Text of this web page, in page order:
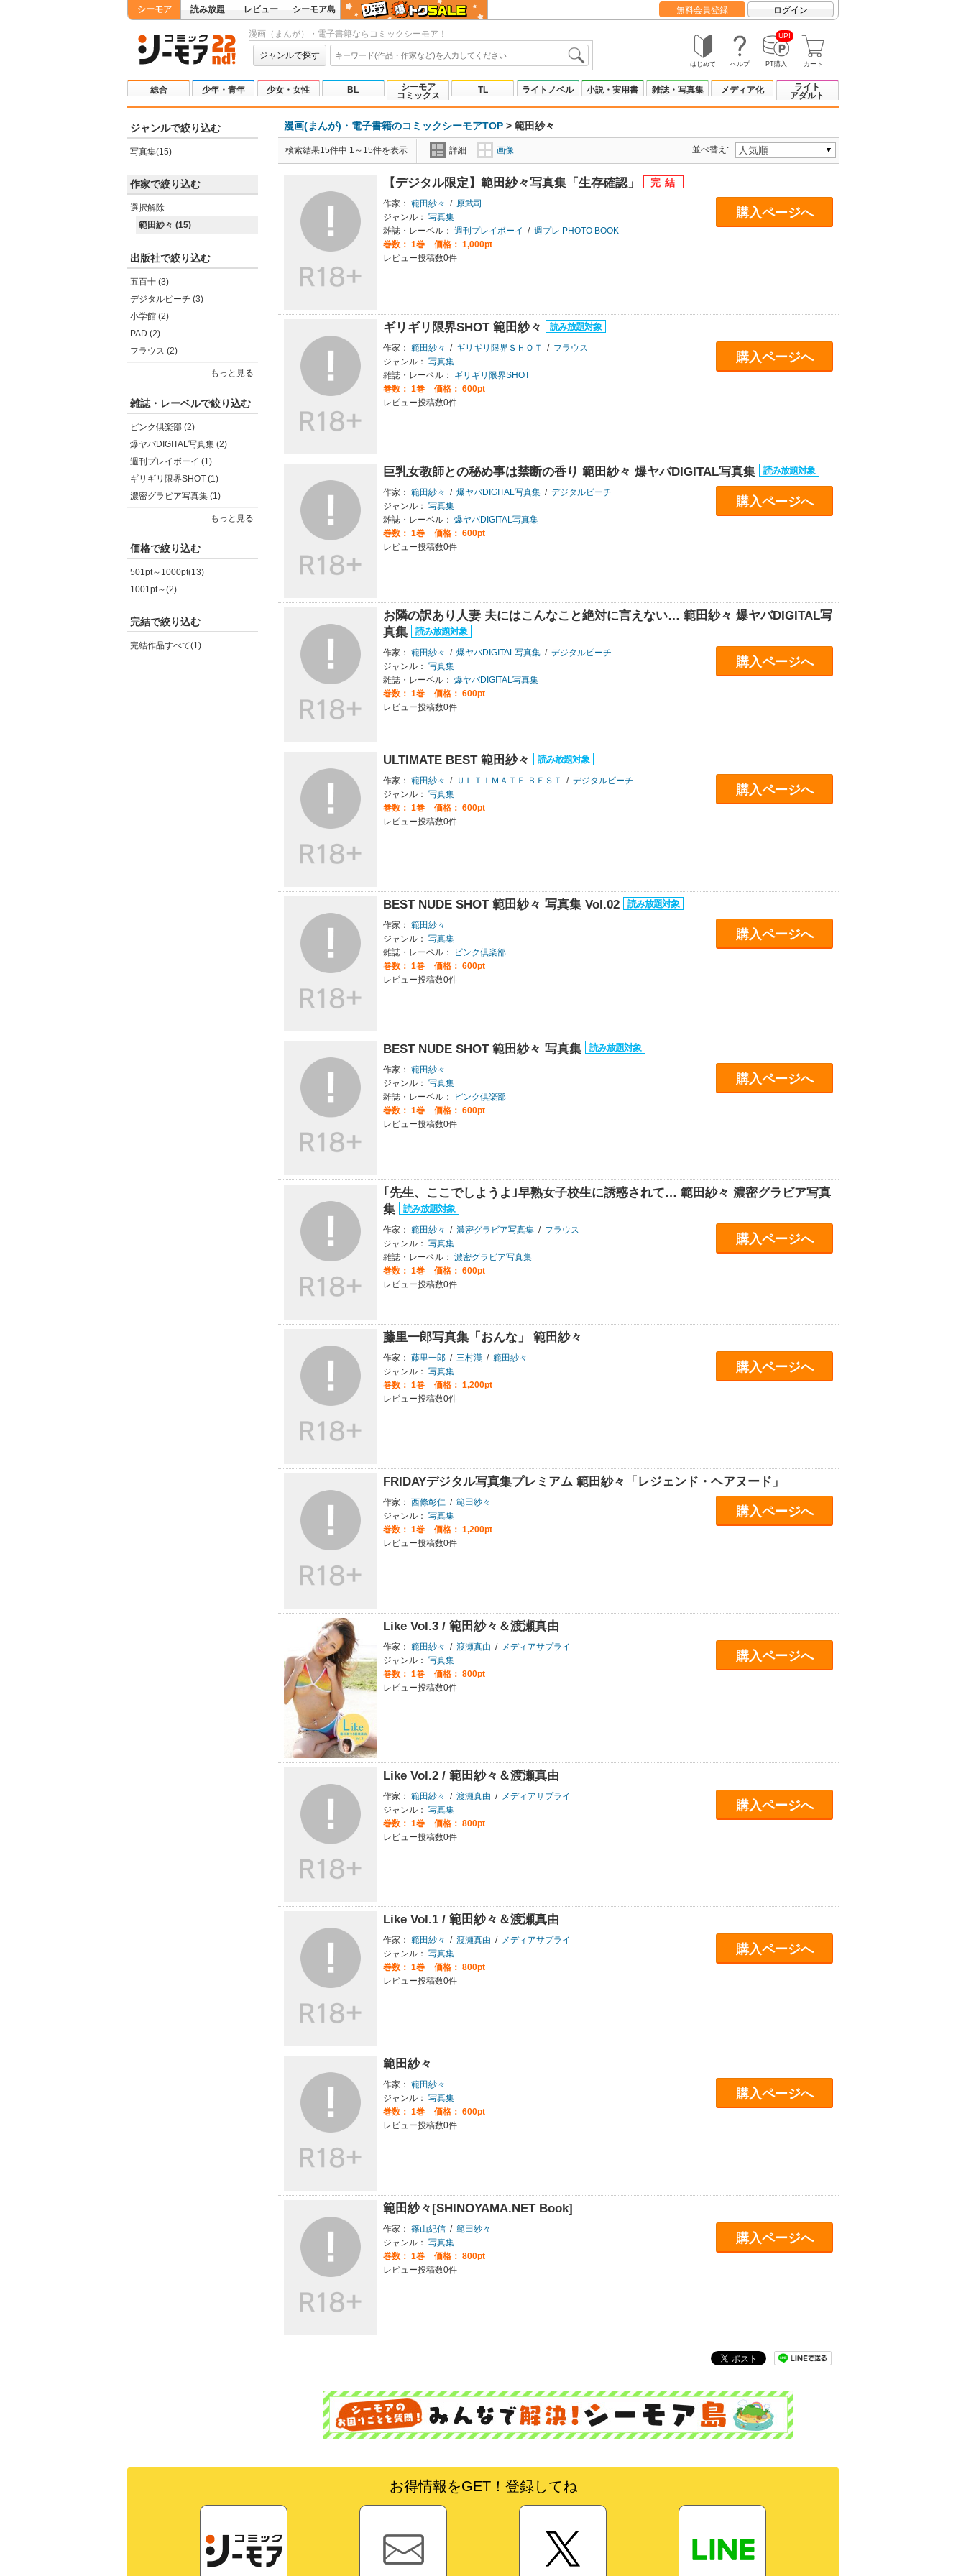
シーモア 読み放題 レビュー シーモア島 無料会員登録 ログイン
漫画（まんが）・電子書籍ならコミックシーモア！
ジャンルで探す
はじめて ヘルプ
UP!
PT購入 カート
総合 少年・青年 少女・女性 BL
シーモア
コミックス
TL ライトノベル 小説・実用書 雑誌・写真集 メディア化
ライト
アダルト
ジャンルで絞り込む
写真集(15)
作家で絞り込む
選択解除
範田紗々 (15)
出版社で絞り込む
五百十 (3)
デジタルピーチ (3)
小学館 (2)
PAD (2)
フラウス (2)
もっと見る
雑誌・レーベルで絞り込む
ピンク倶楽部 (2)
爆ヤバDIGITAL写真集 (2)
週刊プレイボーイ (1)
ギリギリ限界SHOT (1)
濃密グラビア写真集 (1)
もっと見る
価格で絞り込む
501pt～1000pt(13)
1001pt～(2)
完結で絞り込む
完結作品すべて(1)
漫画(まんが)・電子書籍のコミックシーモアTOP > 範田紗々
検索結果15件中 1～15件を表示 詳細 画像 並べ替え:
【デジタル限定】範田紗々写真集「生存確認」
作家： 範田紗々 / 原武司
ジャンル： 写真集
雑誌・レーベル： 週刊プレイボーイ / 週プレ PHOTO BOOK
巻数： 1巻
価格： 1,000pt
レビュー投稿数0件
購入ページへ
ギリギリ限界SHOT 範田紗々
作家： 範田紗々 / ギリギリ限界ＳＨＯＴ / フラウス
ジャンル： 写真集
雑誌・レーベル：
ギリギリ限界SHOT
巻数： 1巻
価格： 600pt
レビュー投稿数0件
購入ページへ
巨乳女教師との秘め事は禁断の香り 範田紗々 爆ヤバDIGITAL写真集
作家： 範田紗々 / 爆ヤバDIGITAL写真集 / デジタルピーチ
ジャンル： 写真集
雑誌・レーベル： 爆ヤバDIGITAL写真集
巻数： 1巻
価格： 600pt
レビュー投稿数0件
購入ページへ
お隣の訳あり人妻 夫にはこんなこと絶対に言えない… 範田紗々 爆ヤバDIGITAL写
真集
作家： 範田紗々 / 爆ヤバDIGITAL写真集 / デジタルピーチ
ジャンル： 写真集
雑誌・レーベル： 爆ヤバDIGITAL写真集
巻数： 1巻
価格： 600pt
レビュー投稿数0件
購入ページへ
ULTIMATE BEST 範田紗々
作家： 範田紗々 / ＵＬＴＩＭＡＴＥ ＢＥＳＴ / デジタルピーチ
ジャンル： 写真集
巻数： 1巻
価格： 600pt
レビュー投稿数0件
購入ページへ
BEST NUDE SHOT 範田紗々 写真集 Vol.02
作家： 範田紗々
ジャンル： 写真集
雑誌・レーベル：
ピンク倶楽部
巻数： 1巻
価格： 600pt
レビュー投稿数0件
購入ページへ
BEST NUDE SHOT 範田紗々 写真集
作家： 範田紗々
ジャンル： 写真集
雑誌・レーベル：
ピンク倶楽部
巻数： 1巻
価格： 600pt
レビュー投稿数0件
購入ページへ
｢先生、ここでしようよ｣早熟女子校生に誘惑されて… 範田紗々 濃密グラビア写真
集
作家： 範田紗々 / 濃密グラビア写真集 / フラウス
ジャンル： 写真集
雑誌・レーベル： 濃密グラビア写真集
巻数： 1巻
価格： 600pt
レビュー投稿数0件
購入ページへ
藤里一郎写真集「おんな」 範田紗々
作家： 藤里一郎 / 三村漢 / 範田紗々
ジャンル： 写真集
巻数： 1巻
価格： 1,200pt
レビュー投稿数0件
購入ページへ
FRIDAYデジタル写真集プレミアム 範田紗々「レジェンド・ヘアヌード」
作家： 西條彰仁 / 範田紗々
ジャンル： 写真集
巻数： 1巻
価格： 1,200pt
レビュー投稿数0件
購入ページへ
Like Vol.3 / 範田紗々＆渡瀬真由
作家： 範田紗々 / 渡瀬真由 /
メディアサプライ
ジャンル： 写真集
巻数： 1巻
価格： 800pt
レビュー投稿数0件
購入ページへ
Like Vol.2 / 範田紗々＆渡瀬真由
作家： 範田紗々 / 渡瀬真由 /
メディアサプライ
ジャンル： 写真集
巻数： 1巻
価格： 800pt
レビュー投稿数0件
購入ページへ
Like Vol.1 / 範田紗々＆渡瀬真由
作家： 範田紗々 / 渡瀬真由 /
メディアサプライ
ジャンル： 写真集
巻数： 1巻
価格： 800pt
レビュー投稿数0件
購入ページへ
範田紗々
作家： 範田紗々
ジャンル： 写真集
巻数： 1巻
価格： 600pt
レビュー投稿数0件
購入ページへ
範田紗々[SHINOYAMA.NET Book]
作家： 篠山紀信 / 範田紗々
ジャンル： 写真集
巻数： 1巻
価格： 800pt
レビュー投稿数0件
購入ページへ
お得情報をGET！登録してね